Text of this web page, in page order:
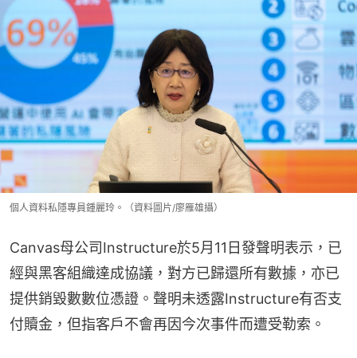
個人資料私隱專員鍾麗玲。（資料圖片/廖雁雄攝）
Canvas母公司Instructure於5月11日發聲明表示，已
經與黑客組織達成協議，對方已歸還所有數據，亦已
提供銷毀數數位憑證。聲明未透露Instructure有否支
付贖金，但指客戶不會再因今次事件而遭受勒索。